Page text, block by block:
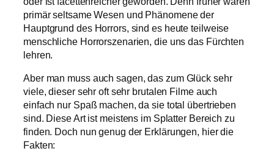
primär seltsame Wesen und Phänomene der
Hauptgrund des Horrors, sind es heute teilweise
menschliche Horrorszenarien, die uns das Fürchten
lehren.
Aber man muss auch sagen, das zum Glück sehr
viele, dieser sehr oft sehr brutalen Filme auch
einfach nur Spaß machen, da sie total übertrieben
sind. Diese Art ist meistens im Splatter Bereich zu
finden. Doch nun genug der Erklärungen, hier die
Fakten: